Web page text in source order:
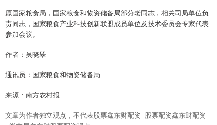
原国家粮食局，国家粮食和物资储备局部分老同志，相关司局单位负
责同志，国家粮食产业科技创新联盟成员单位及技术委员会专家代表
参加会议。
作者：吴晓翠
通讯员：国家粮食和物资储备局
来源：南方农村报
文章为作者独立观点，不代表股票鑫东财配资_股票配资鑫东财配资